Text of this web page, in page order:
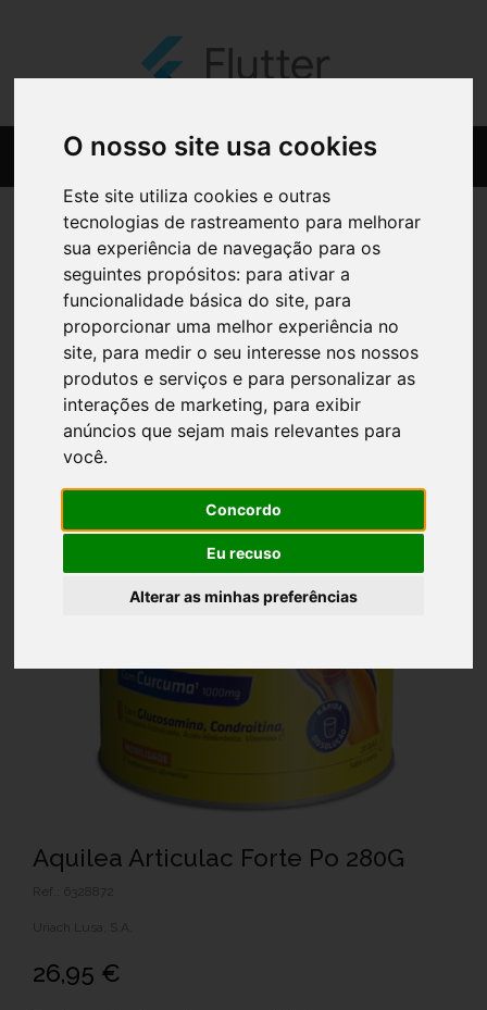
O nosso site usa cookies
Este site utiliza cookies e outras
tecnologias de rastreamento para melhorar
sua experiência de navegação para os
seguintes propósitos: para ativar a
funcionalidade básica do site, para
proporcionar uma melhor experiência no
site, para medir o seu interesse nos nossos
produtos e serviços e para personalizar as
interações de marketing, para exibir
anúncios que sejam mais relevantes para
você.
Concordo
Eu recuso
Alterar as minhas preferências
Aquilea Articulac Forte Po 280G
Ref.: 6328872
26,95 €